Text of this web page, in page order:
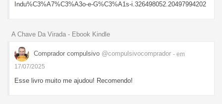
Indu%C3%A7%C3%A3o-e-G%C3%A1s-i.326498052.20497994202
A Chave Da Virada - Ebook Kindle
Comprador compulsivo @compulsivocomprador - em
17/07/2025
Esse livro muito me ajudou! Recomendo!